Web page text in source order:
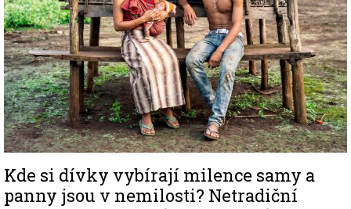
Kde si dívky vybírají milence samy a
panny jsou v nemilosti? Netradiční